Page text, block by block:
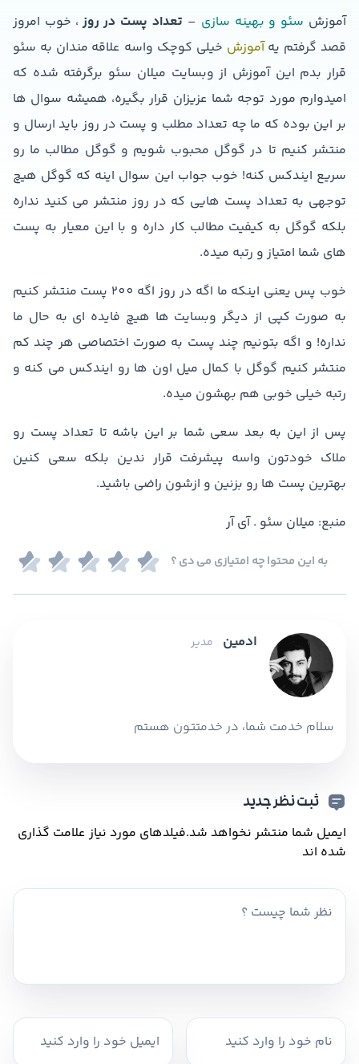
آموزش سئو و بهینه سازی – تعداد پست در روز ، خوب امروز
قصد گرفتم یهآموزش خیلی کوچک واسه علاقه مندان به سئو
قرار بدم این آموزش از وبسایت میلان سئو برگرفته شده که
امیدوارم مورد توجه شما عزیزان قرار بگیره، همیشه سوال ها
بر این بوده که ما چه تعداد مطلب و پست در روز باید ارسال و
منتشر کنیم تا در گوگل محبوب شویم و گوگل مطالب ما رو
سریع ایندکس کنه! خوب جواب این سوال اینه که گوگل هیچ
توجهی به تعداد پست هایی که در روز منتشر می کنید نداره
بلکه گوگل به کیفیت مطالب کار داره و با این معیار به پست
های شما امتیاز و رتبه میده.
خوب پس یعنی اینکه ما اگه در روز اگه 200 پست منتشر کنیم
به صورت کپی از دیگر وبسایت ها هیچ فایده ای به حال ما
نداره! و اگه بتونیم چند پست به صورت اختصاصی هر چند کم
منتشر کنیم گوگل با کمال میل اون ها رو ایندکس می کنه و
رتبه خیلی خوبی هم بهشون میده.
پس از این به بعد سعی شما بر این باشه تا تعداد پست رو
ملاک خودتون واسه پیشرفت قرار ندین بلکه سعی کنین
بهترین پست ها رو بزنین و ازشون راضی باشید.
منبع: میلان سئو . آی آر
به این محتوا چه امتیازی می دی ؟
ادمین مدیر
سلام خدمت شما، در خدمتتون هستم
ثبت نظر جدید
ایمیل شما منتشر نخواهد شد.فیلدهای مورد نیاز علامت گذاری
شده اند